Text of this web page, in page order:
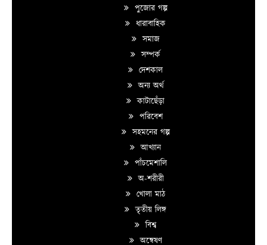
পুজোর গল্প
ধারাবাহিক
সমাজ
সম্পর্ক
দেশকাল
অন্য অর্থ
কাটাছেঁড়া
পরিবেশ
সহমনের গল্প
আখ্যান
পাঁচমেশালি
অ-শরীরী
খোলা মাঠ
তৃতীয় লিঙ্গ
বিশ্ব
অন্বেষণ